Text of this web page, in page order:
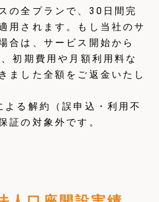
の全プランで、30日間完
用されます。もし当社のサ
合は、サービス開始から
初期費用や月額利用料な
ました全額をご返金いたし
る解約（誤申込・利用不
証の対象外です。